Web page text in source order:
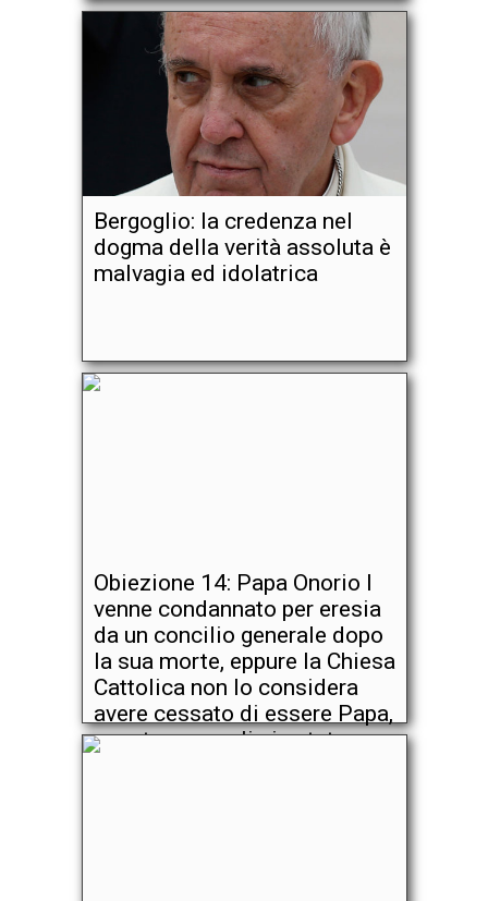
Bergoglio: la credenza nel
dogma della verità assoluta è
malvagia ed idolatrica
Obiezione 14: Papa Onorio I
venne condannato per eresia
da un concilio generale dopo
la sua morte, eppure la Chiesa
Cattolica non lo considera
avere cessato di essere Papa,
quantunque egli sia stato